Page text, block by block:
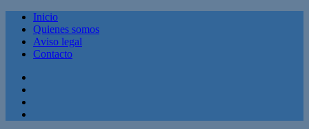
Inicio
Quienes somos
Aviso legal
Contacto